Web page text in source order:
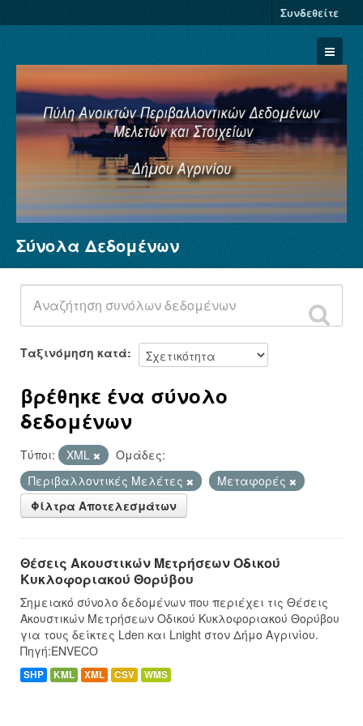
Συνδεθείτε
Σύνολα Δεδομένων
Φορείς
Ομάδες
Σχετικά
Σύνολα Δεδομένων
Ταξινόμηση κατά
βρέθηκε ένα σύνολο
δεδομένων
Τύποι: XML
Ομάδες:
Περιβαλλοντικές Μελέτες
Μεταφορές
Φίλτρα Αποτελεσμάτων
Θέσεις Ακουστικών Μετρήσεων Οδικού
Κυκλοφοριακού Θορύβου
Σημειακό σύνολο δεδομένων που περιέχει τις Θέσεις
Ακουστικών Μετρήσεων Οδικού Κυκλοφοριακού Θορύβου
για τους δείκτες Lden και Lnight στον Δήμο Αγρινίου.
Πηγή:ENVECO
SHP KML XML CSV WMS